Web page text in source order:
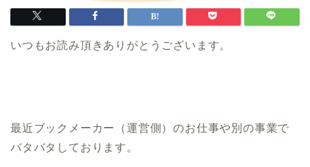
いつもお読み頂きありがとうございます。
最近ブックメーカー（運営側）のお仕事や別の事業で
バタバタしております。